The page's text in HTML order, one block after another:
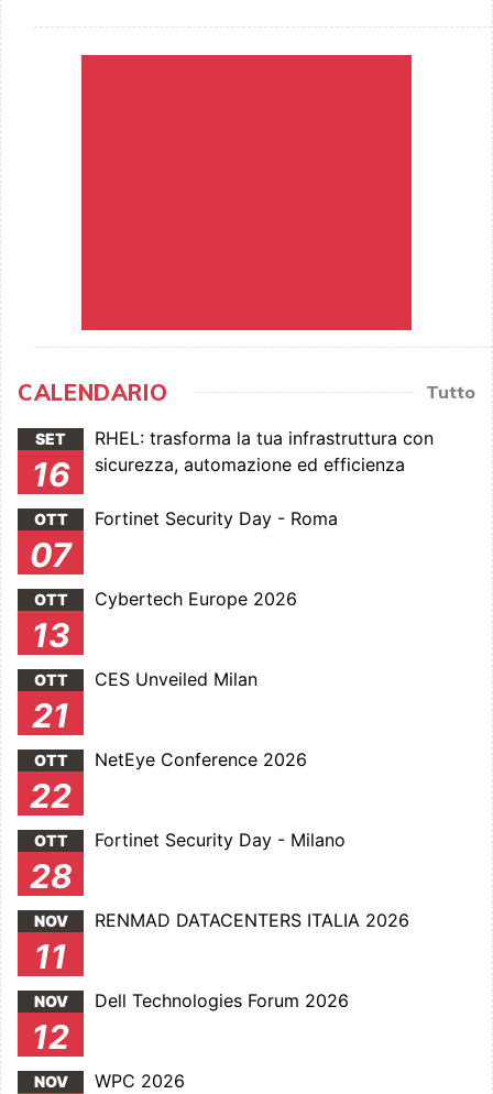
CALENDARIO Tutto
SET
16
RHEL: trasforma la tua infrastruttura con
sicurezza, automazione ed efficienza
OTT
07
Fortinet Security Day - Roma
OTT
13
Cybertech Europe 2026
OTT
21
CES Unveiled Milan
OTT
22
NetEye Conference 2026
OTT
28
Fortinet Security Day - Milano
NOV
11
RENMAD DATACENTERS ITALIA 2026
NOV
12
Dell Technologies Forum 2026
NOV WPC 2026